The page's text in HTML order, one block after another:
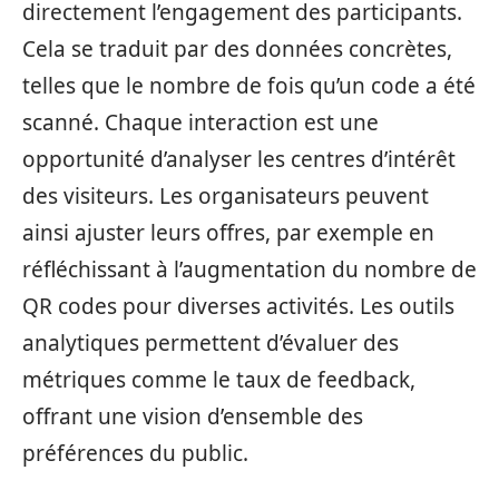
directement l’engagement des participants.
Cela se traduit par des données concrètes,
telles que le nombre de fois qu’un code a été
scanné. Chaque interaction est une
opportunité d’analyser les centres d’intérêt
des visiteurs. Les organisateurs peuvent
ainsi ajuster leurs offres, par exemple en
réfléchissant à l’augmentation du nombre de
QR codes pour diverses activités. Les outils
analytiques permettent d’évaluer des
métriques comme le taux de feedback,
offrant une vision d’ensemble des
préférences du public.